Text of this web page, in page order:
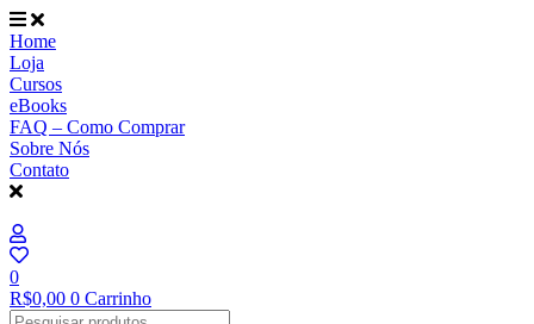
Ir
para
o
conteúdo
Home
Loja
Cursos
eBooks
FAQ – Como Comprar
Sobre Nós
Contato
0
R$0,00 0 Carrinho
Pesquisar